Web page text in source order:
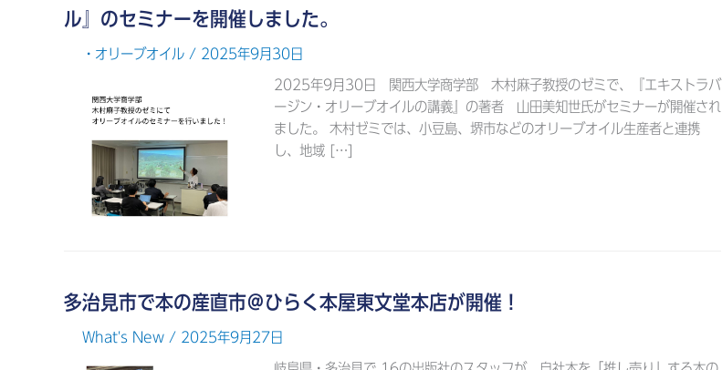
ル』のセミナーを開催しました。
・オリーブオイル / 2025年9月30日
2025年9月30日 関西大学商学部 木村麻子教授のゼミで、『エキストラバ
ージン・オリーブオイルの講義』の著者 山田美知世氏がセミナーが開催され
ました。 木村ゼミでは、小豆島、堺市などのオリーブオイル生産者と連携
し、地域 […]
多治見市で本の産直市＠ひらく本屋東文堂本店が開催！
What's New / 2025年9月27日